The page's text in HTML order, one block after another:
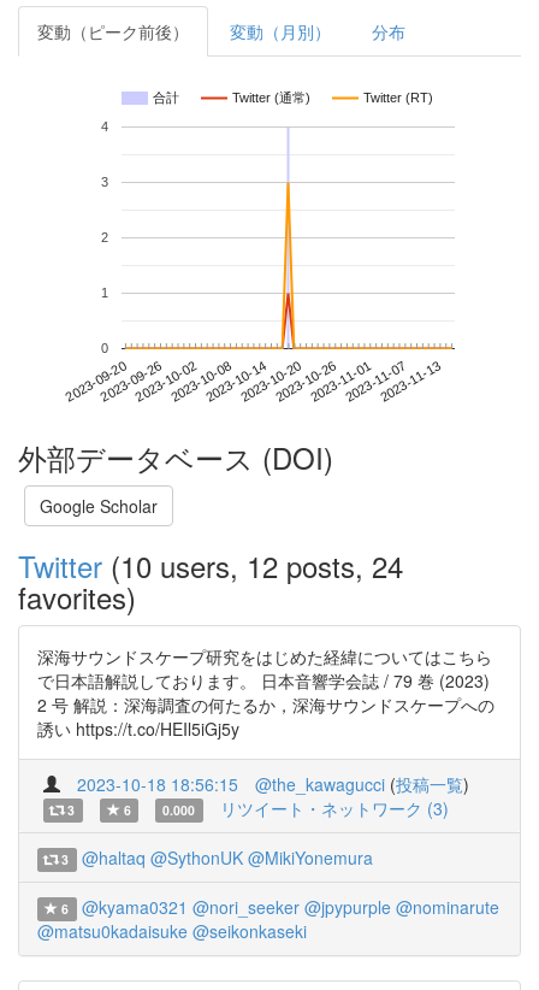
変動（ピーク前後） 変動（月別） 分布
合計 Twitter (通常) Twitter (RT)
2023-09-202023-09-262023-10-022023-10-082023-10-142023-10-202023-10-262023-11-012023-11-072023-11-13
0
1
2
3
4
外部データベース (DOI)
Google Scholar
Twitter (10 users, 12 posts, 24
favorites)
深海サウンドスケープ研究をはじめた経緯についてはこちら
で日本語解説しております。 日本音響学会誌 / 79 巻 (2023)
2 号 解説：深海調査の何たるか，深海サウンドスケープへの
誘い https://t.co/HEIl5iGj5y
2023-10-18 18:56:15 @the_kawagucci (投稿一覧)
3 6 0.000 リツイート・ネットワーク (3)
3 @haltaq @SythonUK @MikiYonemura
6 @kyama0321 @nori_seeker @jpypurple @nominarute
@matsu0kadaisuke @seikonkaseki